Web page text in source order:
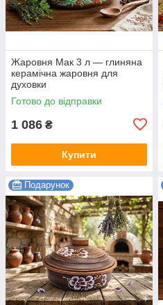
Жаровня Мак 3 л — глиняна
керамічна жаровня для
духовки
Готово до відправки
1 086 ₴
Купити
Подарунок